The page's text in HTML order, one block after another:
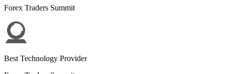
Forex Traders Summit
Best Technology Provider